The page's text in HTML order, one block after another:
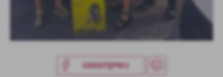
UDOSTĘPNIJ